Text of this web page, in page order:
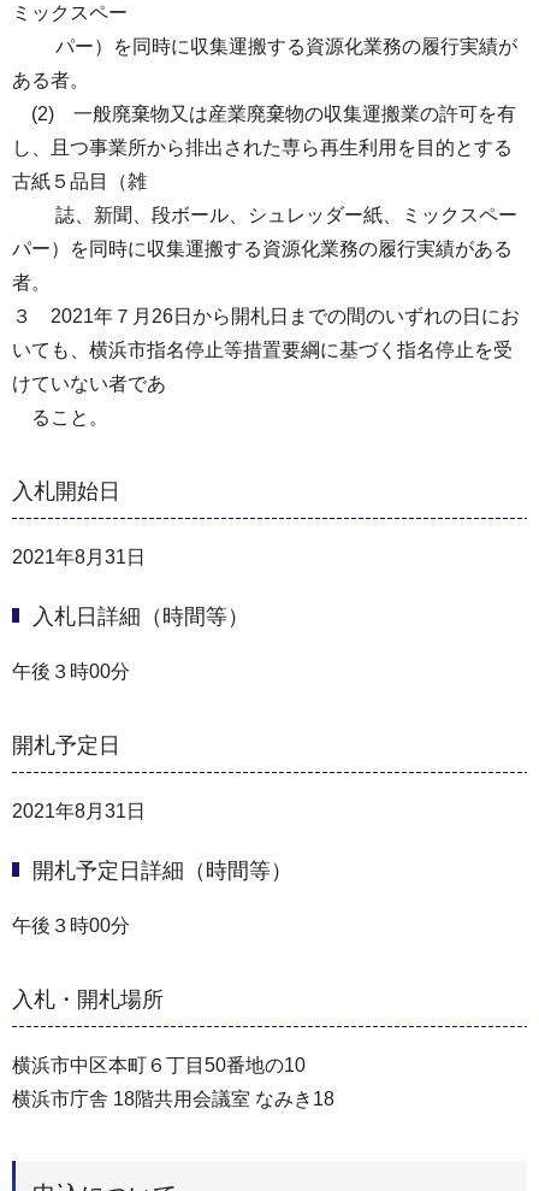
ミックスペー
パー）を同時に収集運搬する資源化業務の履行実績が
ある者。
(2) 一般廃棄物又は産業廃棄物の収集運搬業の許可を有
し、且つ事業所から排出された専ら再生利用を目的とする
古紙５品目（雑
誌、新聞、段ボール、シュレッダー紙、ミックスペー
パー）を同時に収集運搬する資源化業務の履行実績がある
者。
３ 2021年７月26日から開札日までの間のいずれの日にお
いても、横浜市指名停止等措置要綱に基づく指名停止を受
けていない者であ
ること。
入札開始日
2021年8月31日
入札日詳細（時間等）
午後３時00分
開札予定日
2021年8月31日
開札予定日詳細（時間等）
午後３時00分
入札・開札場所
横浜市中区本町６丁目50番地の10
横浜市庁舎 18階共用会議室 なみき18